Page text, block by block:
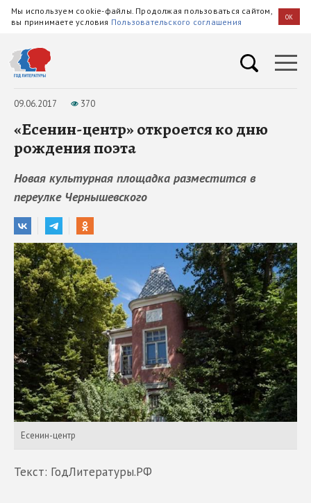
Мы используем cookie-файлы. Продолжая пользоваться сайтом,
вы принимаете условия Пользовательского соглашения OK
09.06.2017 370
«Есенин-центр» откроется ко дню
рождения поэта
Новая культурная площадка разместится в
переулке Чернышевского
Есенин-центр
Текст: ГодЛитературы.РФ